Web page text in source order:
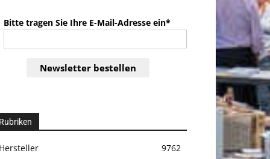
Bitte tragen Sie Ihre E-Mail-Adresse ein*
Newsletter bestellen
9762